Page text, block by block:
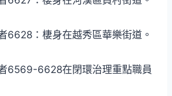
6628：棲身在越秀區華樂街道。
6569-6628在閉環治理重點職員